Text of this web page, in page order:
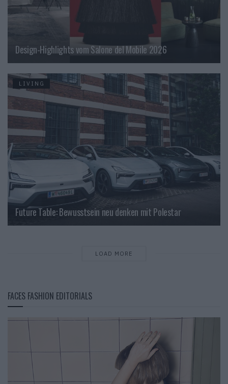
Design-Highlights vom Salone del Mobile 2026
LIVING
Future Table: Bewusstsein neu denken mit Polestar
LOAD MORE
FACES FASHION EDITORIALS